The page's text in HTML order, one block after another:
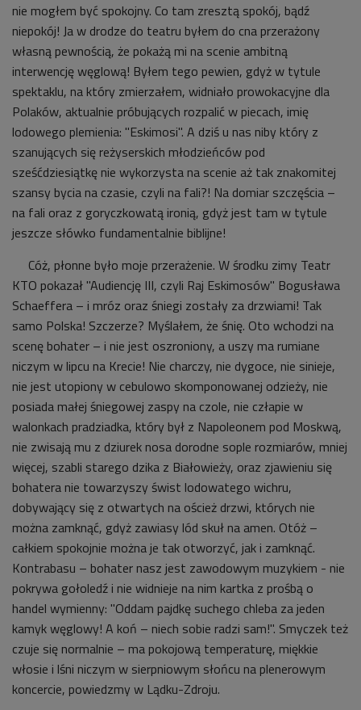
nie mogłem być spokojny. Co tam zresztą spokój, bądź
niepokój! Ja w drodze do teatru byłem do cna przerażony
własną pewnością, że pokażą mi na scenie ambitną
interwencję węglową! Byłem tego pewien, gdyż w tytule
spektaklu, na który zmierzałem, widniało prowokacyjne dla
Polaków, aktualnie próbujących rozpalić w piecach, imię
lodowego plemienia: "Eskimosi". A dziś u nas niby który z
szanujących się reżyserskich młodzieńców pod
sześćdziesiątkę nie wykorzysta na scenie aż tak znakomitej
szansy bycia na czasie, czyli na fali?! Na domiar szczęścia –
na fali oraz z goryczkowatą ironią, gdyż jest tam w tytule
jeszcze słówko fundamentalnie biblijne!
Cóż, płonne było moje przerażenie. W środku zimy Teatr
KTO pokazał "Audiencję III, czyli Raj Eskimosów" Bogusława
Schaeffera – i mróz oraz śniegi zostały za drzwiami! Tak
samo Polska! Szczerze? Myślałem, że śnię. Oto wchodzi na
scenę bohater – i nie jest oszroniony, a uszy ma rumiane
niczym w lipcu na Krecie! Nie charczy, nie dygoce, nie sinieje,
nie jest utopiony w cebulowo skomponowanej odzieży, nie
posiada małej śniegowej zaspy na czole, nie człapie w
walonkach pradziadka, który był z Napoleonem pod Moskwą,
nie zwisają mu z dziurek nosa dorodne sople rozmiarów, mniej
więcej, szabli starego dzika z Białowieży, oraz zjawieniu się
bohatera nie towarzyszy świst lodowatego wichru,
dobywający się z otwartych na oścież drzwi, których nie
można zamknąć, gdyż zawiasy lód skuł na amen. Otóż –
całkiem spokojnie można je tak otworzyć, jak i zamknąć.
Kontrabasu – bohater nasz jest zawodowym muzykiem - nie
pokrywa gołoledź i nie widnieje na nim kartka z prośbą o
handel wymienny: "Oddam pajdkę suchego chleba za jeden
kamyk węglowy! A koń – niech sobie radzi sam!". Smyczek też
czuje się normalnie – ma pokojową temperaturę, miękkie
włosie i lśni niczym w sierpniowym słońcu na plenerowym
koncercie, powiedzmy w Lądku-Zdroju.